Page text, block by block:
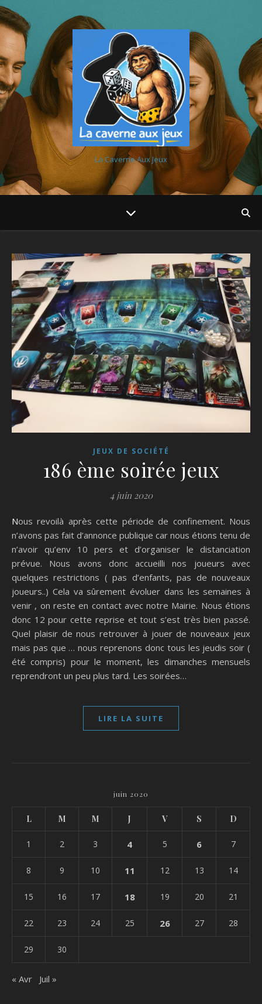
La Caverne Aux Jeux
JEUX DE SOCIÉTÉ
186 ème soirée jeux
4 juin 2020
Nous revoilà après cette période de confinement. Nous
n’avons pas fait d’annonce publique car nous étions tenu de
n’avoir qu’env 10 pers et d’organiser le distanciation
prévue. Nous avons donc accueilli nos joueurs avec
quelques restrictions ( pas d’enfants, pas de nouveaux
joueurs..) Cela va sûrement évoluer dans les semaines à
venir , on reste en contact avec notre Mairie. Nous étions
donc 12 pour cette reprise et tout s’est très bien passé.
Quel plaisir de nous retrouver à jouer de nouveaux jeux
mais pas que … nous reprenons donc tous les jeudis soir (
été compris) pour le moment, les dimanches mensuels
reprendront un peu plus tard. Les soirées…
LIRE LA SUITE
juin 2020
L M M J V S D
1 2 3 4 5 6 7
8 9 10 11 12 13 14
15 16 17 18 19 20 21
22 23 24 25 26 27 28
29 30
« Avr Juil »